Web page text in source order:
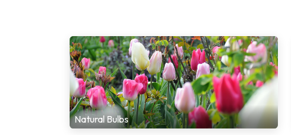
Natural Bulbs